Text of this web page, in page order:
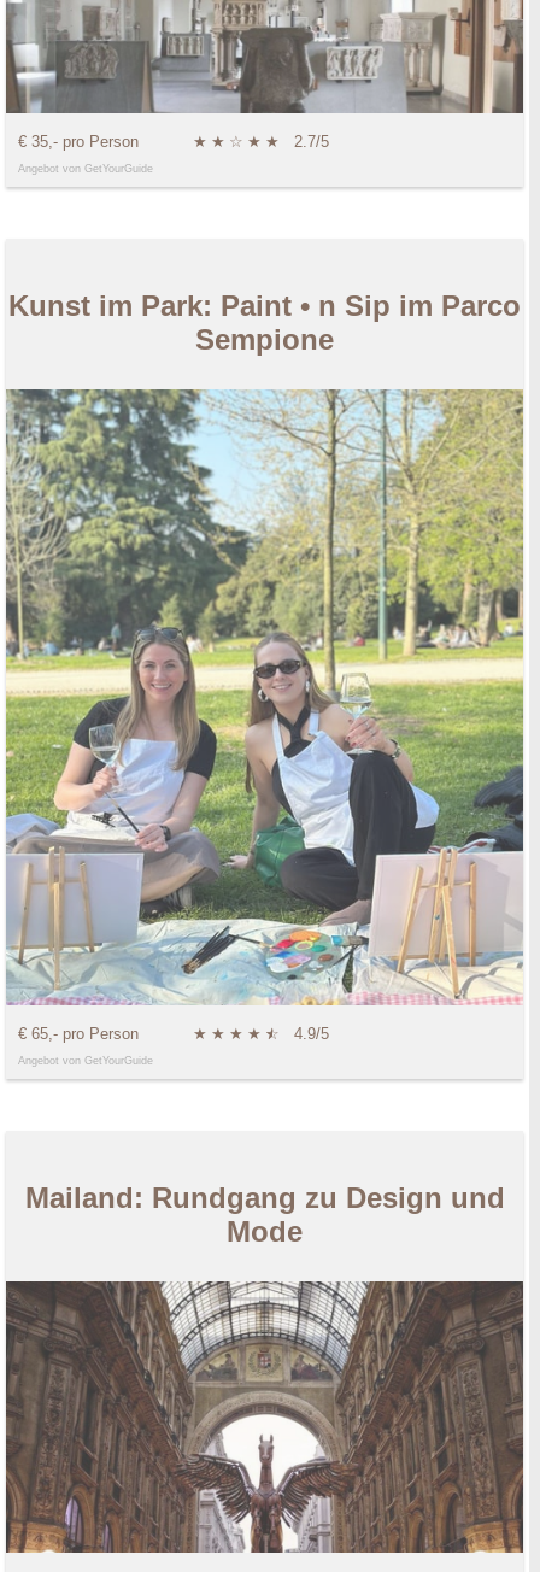
€ 35,- pro Person ★ ★ ☆ ★ ★ 2.7/5
Angebot von GetYourGuide
Kunst im Park: Paint • n Sip im Parco
Sempione
€ 65,- pro Person ★ ★ ★ ★ ★
☆ 4.9/5
Angebot von GetYourGuide
Mailand: Rundgang zu Design und
Mode